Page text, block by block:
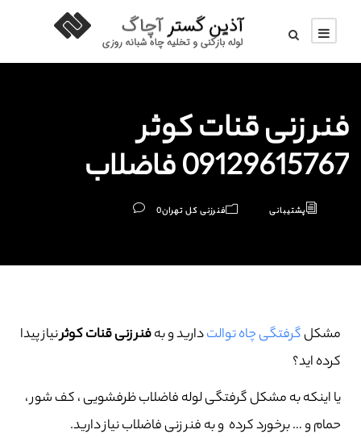
فنر زنی قنات کوثر
09129615767 فاضلاب
پشتیبانی فنرزنی کل تهران0
مشکلگرفتگی چاه توالتدارید و بهفنر زنی قنات کوثرنیاز پیدا
کرده اید؟
یا اینکه به مشکل گرفتگی لوله فاضلاب ظرفشویی ، کف شور ،
حمام و … برخورد کرده و به فنر زنی فاضلاب نیاز دارید.